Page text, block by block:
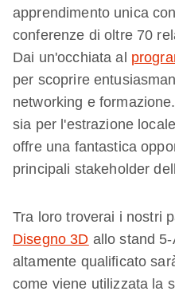
apprendimento unica
conferenze di oltre 70
Dai un'occhiata al
per scoprire
networking e
sia per l'estrazione
offre una fantastica
principali stakeholder
Tra loro troverai i nostri
Disegno 3D allo stand
altamente qualificato
come viene utilizzata la